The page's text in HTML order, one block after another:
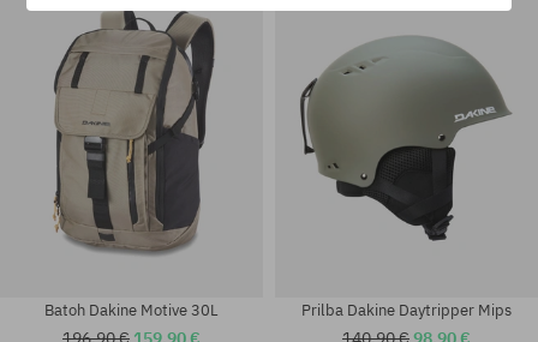
univerzálna veľkosť
Batoh Dakine Motive 30L Prilba Dakine Daytripper Mips